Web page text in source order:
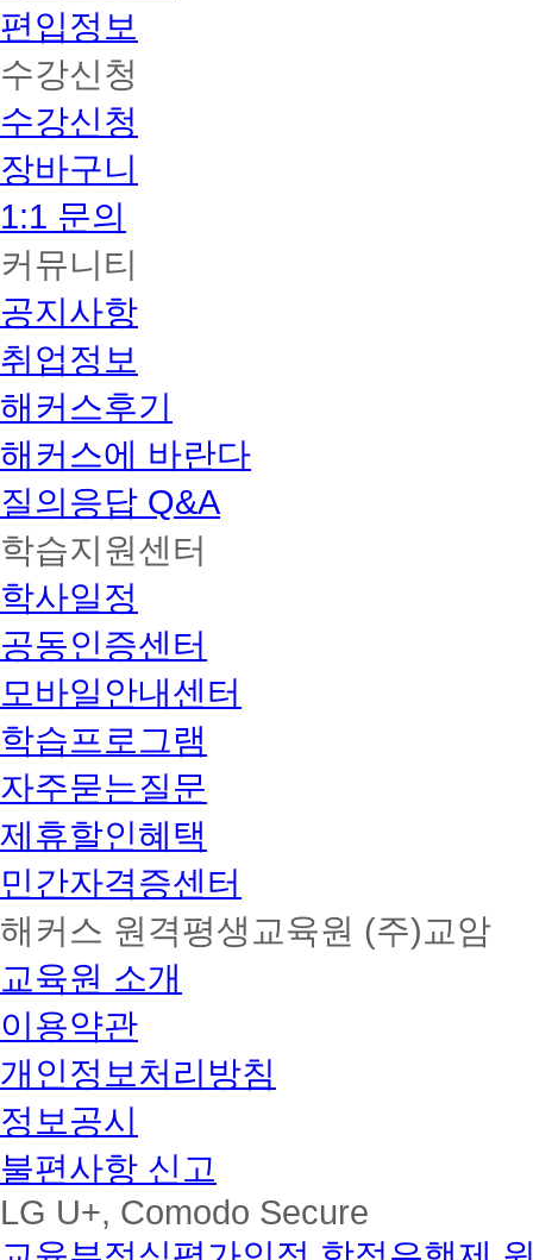
편입정보
수강신청
수강신청
장바구니
1:1 문의
커뮤니티
공지사항
취업정보
해커스후기
해커스에 바란다
질의응답 Q&A
학습지원센터
학사일정
공동인증센터
모바일안내센터
학습프로그램
자주묻는질문
제휴할인혜택
민간자격증센터
해커스 원격평생교육원 (주)교암
교육원 소개
이용약관
개인정보처리방침
정보공시
불편사항 신고
LG U+, Comodo Secure